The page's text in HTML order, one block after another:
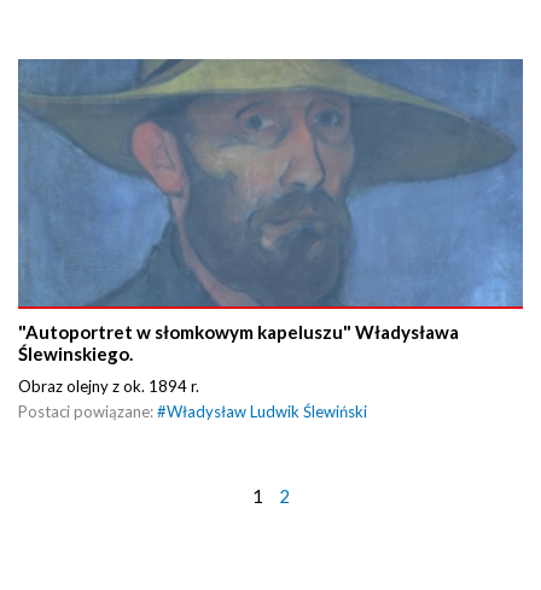
"Autoportret w słomkowym kapeluszu" Władysława
Ślewinskiego.
Obraz olejny z ok. 1894 r.
Postaci powiązane:#Władysław Ludwik Ślewiński
1 2